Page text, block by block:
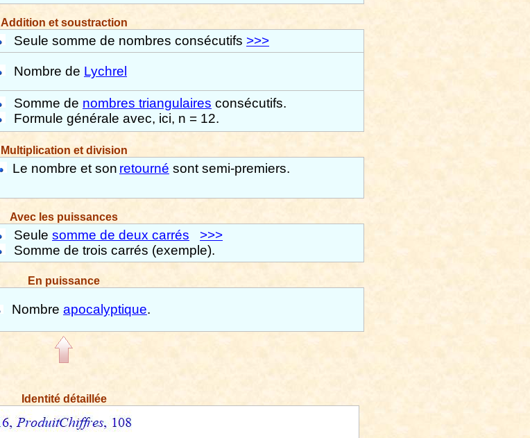
Addition et soustraction
Seule somme de nombres consécutifs >>>
Nombre de Lychrel
Somme de nombres triangulaires consécutifs.
Formule générale avec, ici, n = 12.
Multiplication et division
Le nombre et son retourné sont semi-premiers.
Avec les puissances
Seulesomme de deux carrés
>>>
Somme de trois carrés (exemple).
En puissance
Nombreapocalyptique.
Identitédétaillée